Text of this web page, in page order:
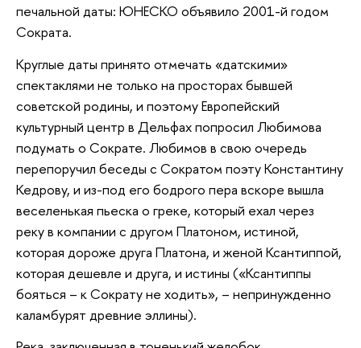
печальной даты: ЮНЕСКО объявило 2001-й годом
Сократа.
Круглые даты принято отмечать «датскими»
спектаклями не только на просторах бывшей
советской родины, и поэтому Европейский
культурный центр в Дельфах попросил Любимова
подумать о Сократе. Любимов в свою очередь
перепоручил беседы с Сократом поэту Константину
Кедрову, и из-под его бодрого пера вскоре вышла
веселенькая пьеска о греке, который ехал через
реку в компании с другом Платоном, истиной,
которая дороже друга Платона, и женой Ксантиппой,
которая дешевле и друга, и истины («Ксантиппы
бояться – к Сократу не ходить», – непринужденно
каламбурят древние эллины).